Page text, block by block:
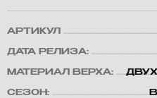
АРТИКУЛ
ДАТА РЕЛИЗА:
МАТЕРИАЛ ВЕРХА:
СЕЗОН: